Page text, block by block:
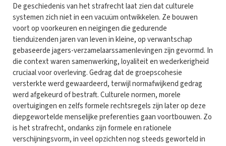
De geschiedenis van het strafrecht laat zien dat culturele
systemen zich niet in een vacuüm ontwikkelen. Ze bouwen
voort op voorkeuren en neigingen die gedurende
tienduizenden jaren van leven in kleine, op verwantschap
gebaseerde jagers-verzamelaarssamenlevingen zijn gevormd. In
die context waren samenwerking, loyaliteit en wederkerigheid
cruciaal voor overleving. Gedrag dat de groepscohesie
versterkte werd gewaardeerd, terwijl normafwijkend gedrag
werd afgekeurd of bestraft. Culturele normen, morele
overtuigingen en zelfs formele rechtsregels zijn later op deze
diepgewortelde menselijke preferenties gaan voortbouwen. Zo
is het strafrecht, ondanks zijn formele en rationele
verschijningsvorm, in veel opzichten nog steeds geworteld in